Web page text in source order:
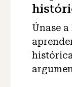
Únase